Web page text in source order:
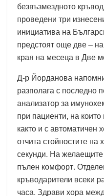
безвъзмездното
проведени три
инициатива на
предстоят още две –
края на месеца в Две
Д-р Йорданова
разполага с последно
анализатор за
при пациенти, на
както и с автоматичен
отчита стойностите
секунди. На
пълен комфорт.
кръводарители всеки
часа. Здрави хора